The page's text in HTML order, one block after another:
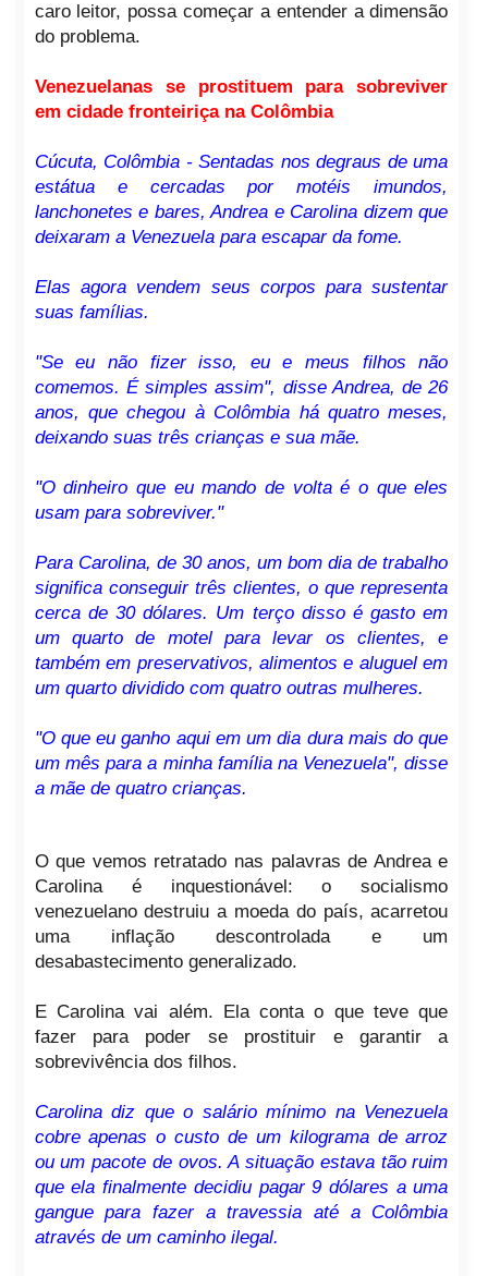
caro leitor, possa começar a entender a dimensão
do problema.
Venezuelanas se prostituem para sobreviver
em cidade fronteiriça na Colômbia
Cúcuta, Colômbia - Sentadas nos degraus de uma
estátua e cercadas por motéis imundos,
lanchonetes e bares, Andrea e Carolina dizem que
deixaram a Venezuela para escapar da fome.
Elas agora vendem seus corpos para sustentar
suas famílias.
"Se eu não fizer isso, eu e meus filhos não
comemos. É simples assim", disse Andrea, de 26
anos, que chegou à Colômbia há quatro meses,
deixando suas três crianças e sua mãe.
"O dinheiro que eu mando de volta é o que eles
usam para sobreviver."
Para Carolina, de 30 anos, um bom dia de trabalho
significa conseguir três clientes, o que representa
cerca de 30 dólares. Um terço disso é gasto em
um quarto de motel para levar os clientes, e
também em preservativos, alimentos e aluguel em
um quarto dividido com quatro outras mulheres.
"O que eu ganho aqui em um dia dura mais do que
um mês para a minha família na Venezuela", disse
a mãe de quatro crianças.
O que vemos retratado nas palavras de Andrea e
Carolina é inquestionável: o socialismo
venezuelano destruiu a moeda do país, acarretou
uma inflação descontrolada e um
desabastecimento generalizado.
E Carolina vai além. Ela conta o que teve que
fazer para poder se prostituir e garantir a
sobrevivência dos filhos.
Carolina diz que o salário mínimo na Venezuela
cobre apenas o custo de um kilograma de arroz
ou um pacote de ovos. A situação estava tão ruim
que ela finalmente decidiu pagar 9 dólares a uma
gangue para fazer a travessia até a Colômbia
através de um caminho ilegal.